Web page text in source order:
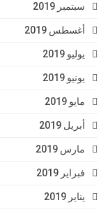
سبتمبر 2019
أغسطس 2019
يوليو 2019
يونيو 2019
مايو 2019
أبريل 2019
مارس 2019
فبراير 2019
يناير 2019